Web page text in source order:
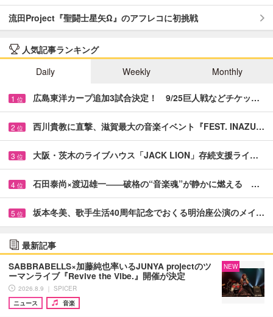
流田Project『聖闘士星矢Ω』のアフレコに初挑戦
人気記事ランキング
Daily
Weekly Monthly
1 位 広島東洋カープ追加3試合決定！ 9/25巨人戦などチケッ…
2 位 西川貴教に直撃、滋賀最大の音楽イベント『FEST. INAZU…
3 位 大阪・茨木のライブハウス「JACK LION」存続支援ライ…
4 位 石田泰尚×渡辺雄一――破格の“音楽魂”が静かに燃える …
5 位 坂本冬美、歌手生活40周年記念でおくる明治座公演のメイ…
最新記事
SABBRABELLS×加藤純也率いるJUNYA projectのツ
ーマンライブ『Revive the Vibe.』開催が決定
2026.8.9 ｜ SPICER
ニュース
音楽
NEW